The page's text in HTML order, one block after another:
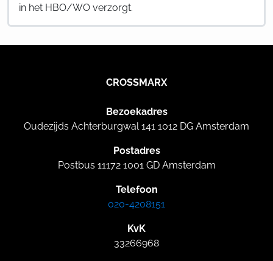
in het HBO/WO verzorgt.
CROSSMARX
Bezoekadres
Oudezijds Achterburgwal 141 1012 DG Amsterdam
Postadres
Postbus 11172 1001 GD Amsterdam
Telefoon
020-4208151
KvK
33266968